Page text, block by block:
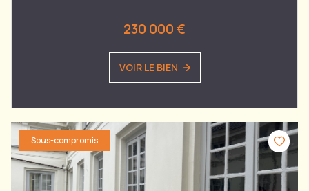
230 000 €
VOIR LE BIEN
Sous-compromis